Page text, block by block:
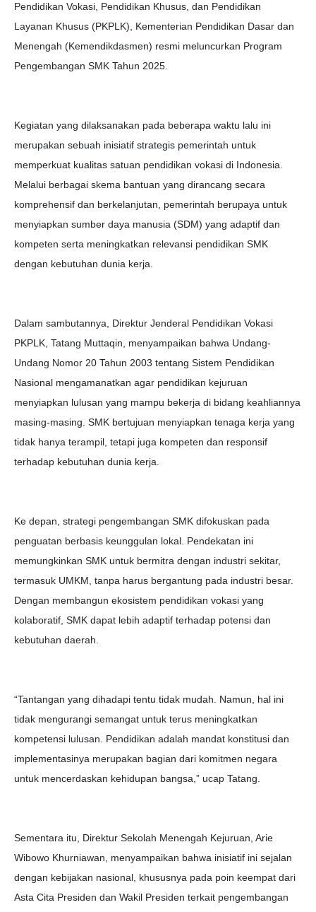
Pendidikan Vokasi, Pendidikan Khusus, dan Pendidikan
Layanan Khusus (PKPLK), Kementerian Pendidikan Dasar dan
Menengah (Kemendikdasmen) resmi meluncurkan Program
Pengembangan SMK Tahun 2025.
Kegiatan yang dilaksanakan pada beberapa waktu lalu ini
merupakan sebuah inisiatif strategis pemerintah untuk
memperkuat kualitas satuan pendidikan vokasi di Indonesia.
Melalui berbagai skema bantuan yang dirancang secara
komprehensif dan berkelanjutan, pemerintah berupaya untuk
menyiapkan sumber daya manusia (SDM) yang adaptif dan
kompeten serta meningkatkan relevansi pendidikan SMK
dengan kebutuhan dunia kerja.
Dalam sambutannya, Direktur Jenderal Pendidikan Vokasi
PKPLK, Tatang Muttaqin, menyampaikan bahwa Undang-
Undang Nomor 20 Tahun 2003 tentang Sistem Pendidikan
Nasional mengamanatkan agar pendidikan kejuruan
menyiapkan lulusan yang mampu bekerja di bidang keahliannya
masing-masing. SMK bertujuan menyiapkan tenaga kerja yang
tidak hanya terampil, tetapi juga kompeten dan responsif
terhadap kebutuhan dunia kerja.
Ke depan, strategi pengembangan SMK difokuskan pada
penguatan berbasis keunggulan lokal. Pendekatan ini
memungkinkan SMK untuk bermitra dengan industri sekitar,
termasuk UMKM, tanpa harus bergantung pada industri besar.
Dengan membangun ekosistem pendidikan vokasi yang
kolaboratif, SMK dapat lebih adaptif terhadap potensi dan
kebutuhan daerah.
“Tantangan yang dihadapi tentu tidak mudah. Namun, hal ini
tidak mengurangi semangat untuk terus meningkatkan
kompetensi lulusan. Pendidikan adalah mandat konstitusi dan
implementasinya merupakan bagian dari komitmen negara
untuk mencerdaskan kehidupan bangsa,” ucap Tatang.
Sementara itu, Direktur Sekolah Menengah Kejuruan, Arie
Wibowo Khurniawan, menyampaikan bahwa inisiatif ini sejalan
dengan kebijakan nasional, khususnya pada poin keempat dari
Asta Cita Presiden dan Wakil Presiden terkait pengembangan